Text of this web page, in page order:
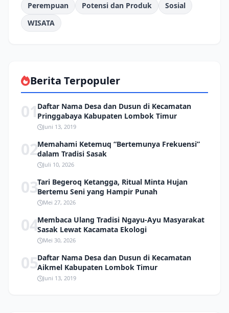
Perempuan
Potensi dan Produk
Sosial
WISATA
Berita Terpopuler
01Daftar Nama Desa dan Dusun di Kecamatan
Pringgabaya Kabupaten Lombok Timur
Juni 13, 2019
02Memahami Ketemuq “Bertemunya Frekuensi”
dalam Tradisi Sasak
Juli 10, 2026
03Tari Begeroq Ketangga, Ritual Minta Hujan
Bertemu Seni yang Hampir Punah
Mei 27, 2026
04Membaca Ulang Tradisi Ngayu-Ayu Masyarakat
Sasak Lewat Kacamata Ekologi
Mei 30, 2026
05Daftar Nama Desa dan Dusun di Kecamatan
Aikmel Kabupaten Lombok Timur
Juni 13, 2019